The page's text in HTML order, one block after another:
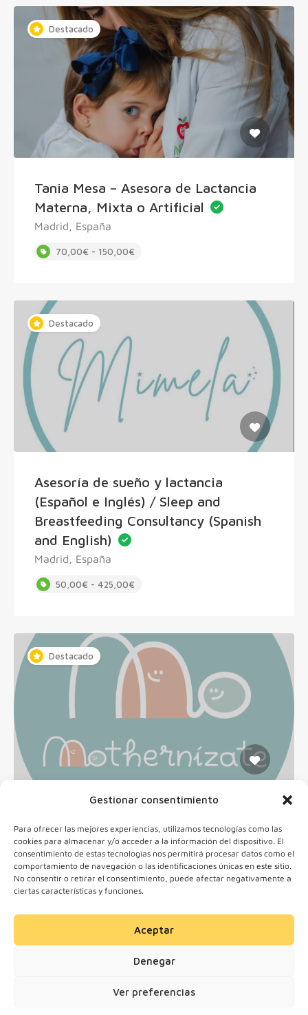
Gestionar consentimiento
Para ofrecer las mejores experiencias, utilizamos tecnologías como las
cookies para almacenar y/o acceder a la información del dispositivo. El
consentimiento de estas tecnologías nos permitirá procesar datos como el
comportamiento de navegación o las identificaciones únicas en este sitio.
No consentir o retirar el consentimiento, puede afectar negativamente a
ciertas características y funciones.
Aceptar
Denegar
Ver preferencias
Destacado
Tania Mesa – Asesora de Lactancia
Materna, Mixta o Artificial
Madrid, España
70,00€ - 150,00€
Destacado
Asesoría de sueño y lactancia
(Español e Inglés) / Sleep and
Breastfeeding Consultancy (Spanish
and English)
Madrid, España
50,00€ - 425,00€
Destacado
maternidad y crianza
28036 Madrid, España
50,00€ - 510,00€